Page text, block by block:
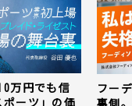
万円でも信
ーツ」の価
フー